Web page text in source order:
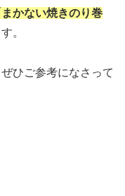
まかない焼きのり巻
。
ひご参考になさって